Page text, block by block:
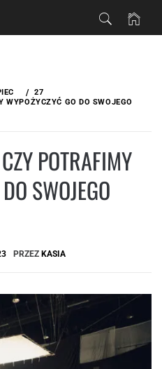
27
WYPOŻYCZYĆ GO DO SWOJEGO
POTRAFIMY
SWOJEGO
PRZEZ KASIA